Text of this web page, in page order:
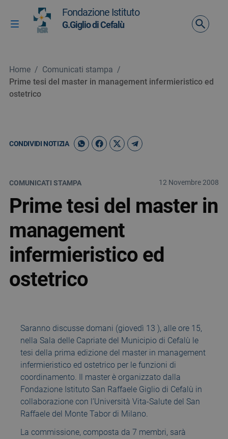
Vai ai contenuti
Vai al menu di navigazione
Vai al footer
Attiva / disattiva la navigazione
Fondazione Istituto
G.Giglio di Cefalù
Home / Comunicati stampa /
Prime tesi del master in management infermieristico ed
ostetrico
CONDIVIDI NOTIZIA
COMUNICATI STAMPA 12 Novembre 2008
Prime tesi del master in
management
infermieristico ed
ostetrico
Saranno discusse domani (giovedì 13 ), alle ore 15,
nella Sala delle Capriate del Municipio di Cefalù le
tesi della prima edizione del master in management
infermieristico ed ostetrico per le funzioni di
coordinamento. Il master è organizzato dalla
Fondazione Istituto San Raffaele Giglio di Cefalù in
collaborazione con l’Università Vita-Salute del San
Raffaele del Monte Tabor di Milano.
La commissione, composta da 7 membri, sarà